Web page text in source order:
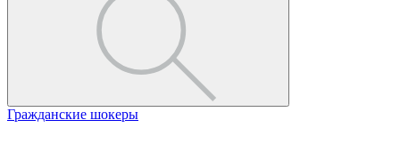
Гражданские шокеры